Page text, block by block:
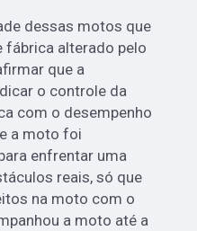
dessas motos que
fábrica alterado pelo
que a
o controle da
com o desempenho
a moto foi
enfrentar uma
reais, só que
na moto com o
a moto até a